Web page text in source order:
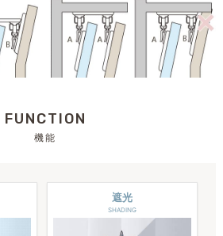
FUNCTION
機能
遮光
SHADING